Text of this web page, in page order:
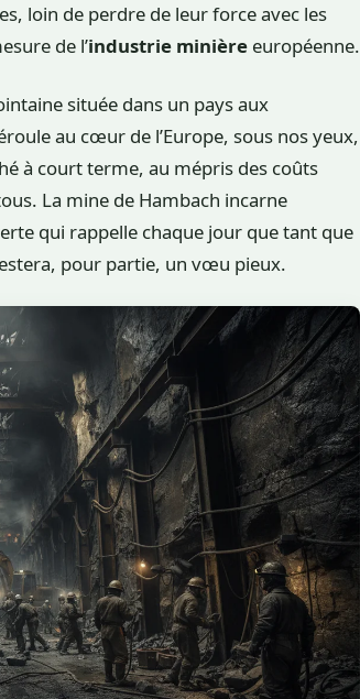
loin de perdre de leur force avec les
de l’industrie minière européenne.
située dans un pays aux
au cœur de l’Europe, sous nos yeux,
à court terme, au mépris des coûts
La mine de Hambach incarne
qui rappelle chaque jour que tant que
pour partie, un vœu pieux.